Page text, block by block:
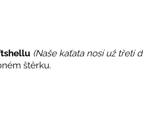
(Naše kaťata nosí už třetí
štěrku.